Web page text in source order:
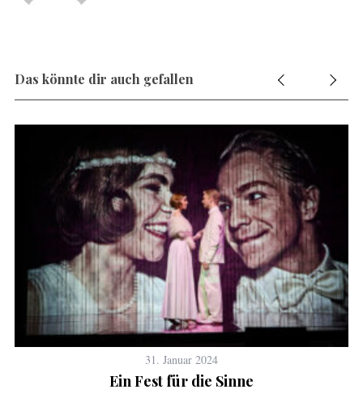
Das könnte dir auch gefallen
31. Januar 2024
Ein Fest für die Sinne